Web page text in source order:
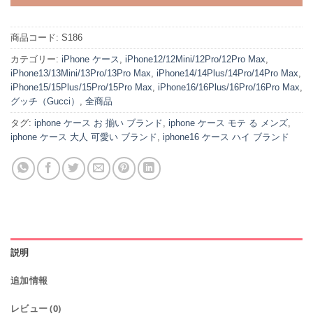
商品コード: S186
カテゴリー: iPhone ケース, iPhone12/12Mini/12Pro/12Pro Max,
iPhone13/13Mini/13Pro/13Pro Max, iPhone14/14Plus/14Pro/14Pro Max,
iPhone15/15Plus/15Pro/15Pro Max, iPhone16/16Plus/16Pro/16Pro Max,
グッチ（Gucci） , 全商品
タグ: iphone ケース お 揃い ブランド, iphone ケース モテ る メンズ,
iphone ケース 大人 可愛い ブランド, iphone16 ケース ハイ ブランド
説明
追加情報
レビュー (0)